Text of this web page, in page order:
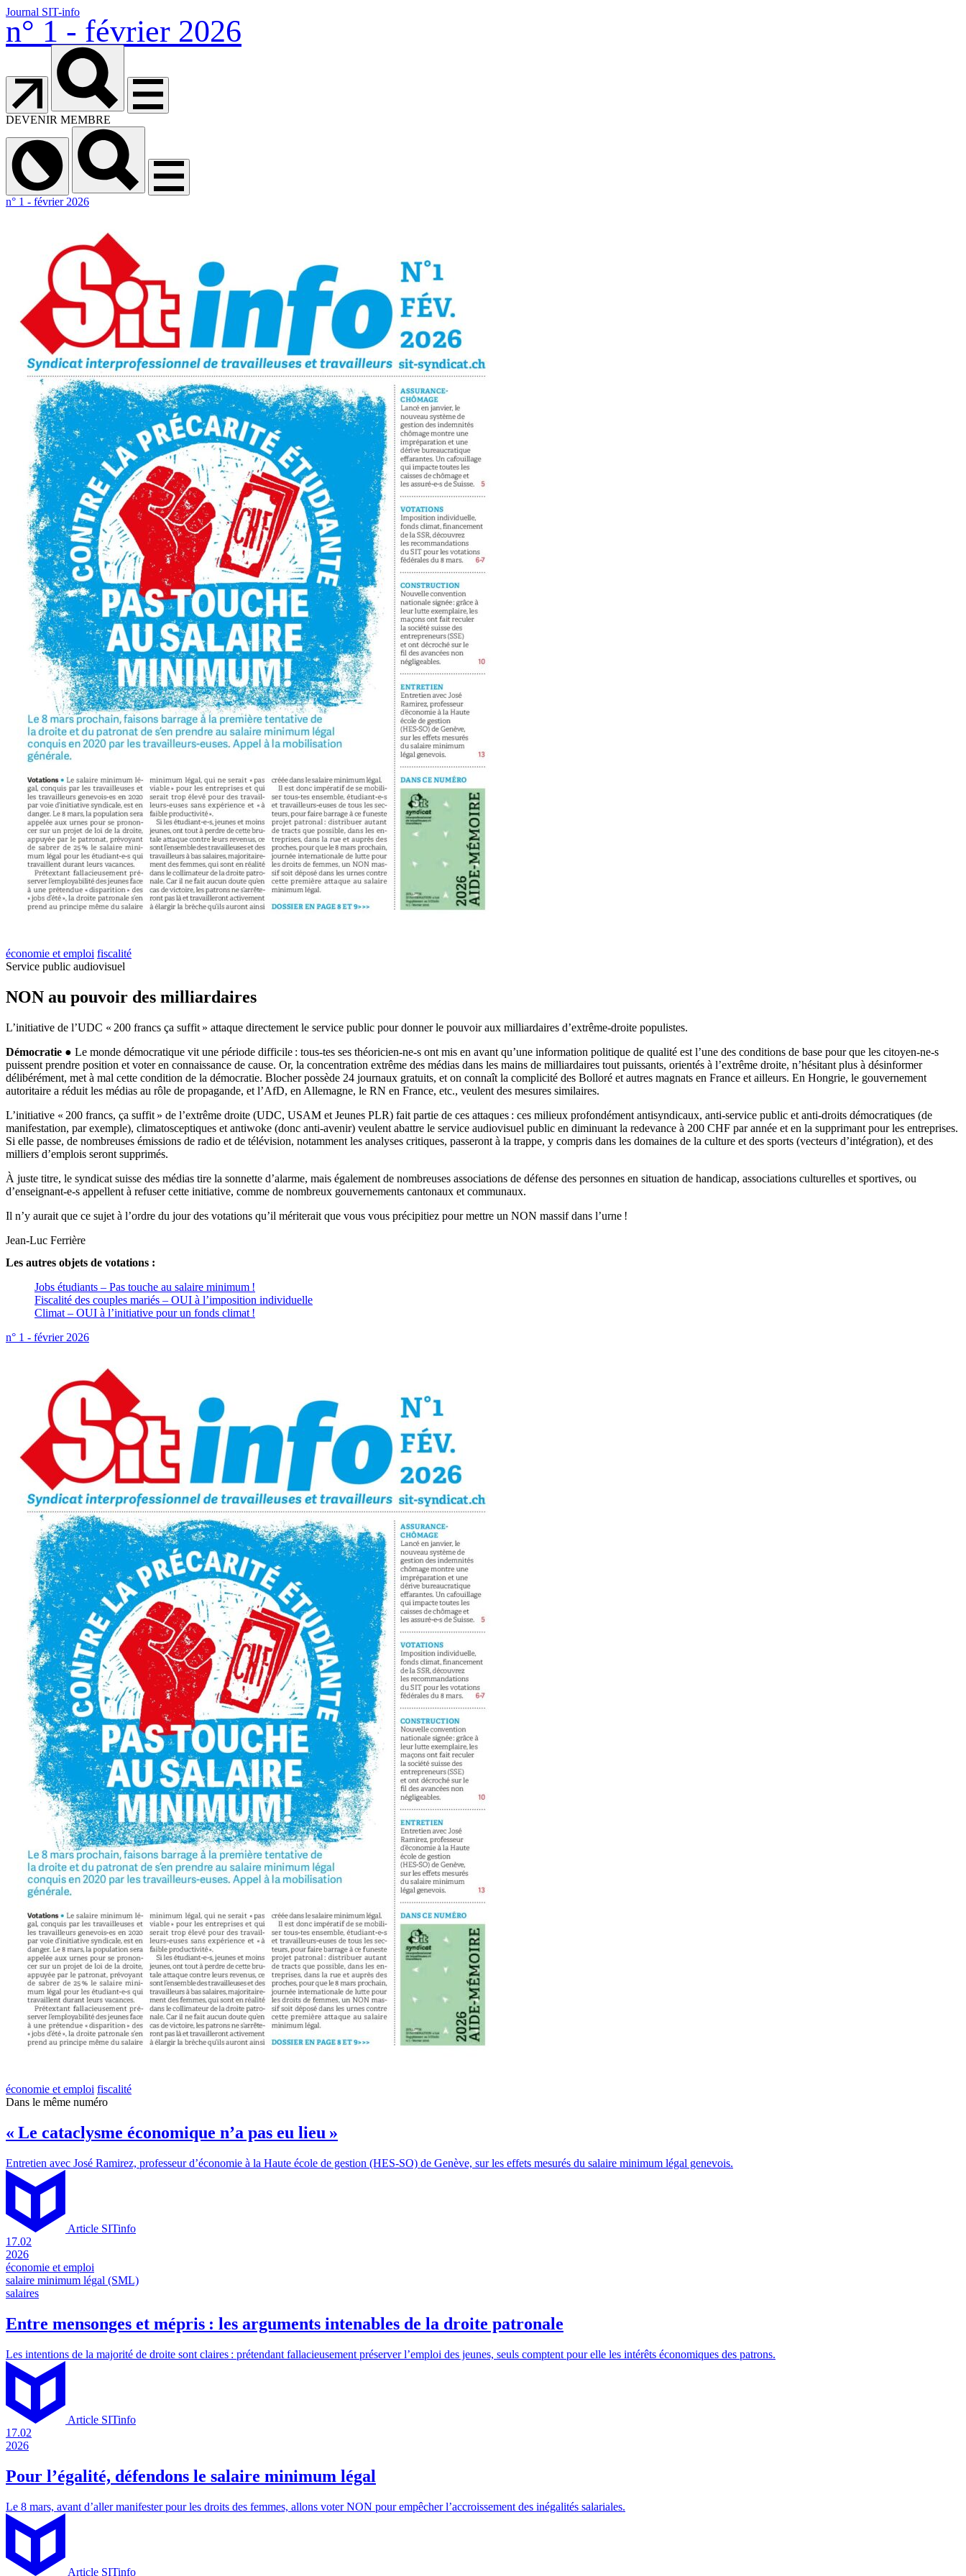
Journal SIT-info
n° 1 - février 2026
DEVENIR MEMBRE
n° 1 - février 2026
économie et emploi fiscalité
Service public audiovisuel
NON au pouvoir des milliardaires
L’initiative de l’UDC « 200 francs ça suffit » attaque directement le service public pour donner le pouvoir aux milliardaires d’extrême-droite populistes.
Démocratie ● Le monde démocratique vit une période difficile : tous-tes ses théoricien-ne-s ont mis en avant qu’une information politique de qualité est l’une des conditions de base pour que les citoyen-ne-s
puissent prendre position et voter en connaissance de cause. Or, la concentration extrême des médias dans les mains de milliardaires tout puissants, orientés à l’extrême droite, n’hésitant plus à désinformer
délibérément, met à mal cette condition de la démocratie. Blocher possède 24 journaux gratuits, et on connaît la complicité des Bolloré et autres magnats en France et ailleurs. En Hongrie, le gouvernement
autoritaire a réduit les médias au rôle de propagande, et l’AfD, en Allemagne, le RN en France, etc., veulent des mesures similaires.
L’initiative « 200 francs, ça suffit » de l’extrême droite (UDC, USAM et Jeunes PLR) fait partie de ces attaques : ces milieux profondément antisyndicaux, anti-service public et anti-droits démocratiques (de
manifestation, par exemple), climatosceptiques et antiwoke (donc anti-avenir) veulent abattre le service audiovisuel public en diminuant la redevance à 200 CHF par année et en la supprimant pour les entreprises.
Si elle passe, de nombreuses émissions de radio et de télévision, notamment les analyses critiques, passeront à la trappe, y compris dans les domaines de la culture et des sports (vecteurs d’intégration), et des
milliers d’emplois seront supprimés.
À juste titre, le syndicat suisse des médias tire la sonnette d’alarme, mais également de nombreuses associations de défense des personnes en situation de handicap, associations culturelles et sportives, ou
d’enseignant-e-s appellent à refuser cette initiative, comme de nombreux gouvernements cantonaux et communaux.
Il n’y aurait que ce sujet à l’ordre du jour des votations qu’il mériterait que vous vous précipitiez pour mettre un NON massif dans l’urne !
Jean-Luc Ferrière
Les autres objets de votations :
Jobs étudiants – Pas touche au salaire minimum !
Fiscalité des couples mariés – OUI à l’imposition individuelle
Climat – OUI à l’initiative pour un fonds climat !
n° 1 - février 2026
économie et emploi fiscalité
Dans le même numéro
« Le cataclysme économique n’a pas eu lieu »
Entretien avec José Ramirez, professeur d’économie à la Haute école de gestion (HES-SO) de Genève, sur les effets mesurés du salaire minimum légal genevois.
Article SITinfo
17.02
2026
économie et emploi
salaire minimum légal (SML)
salaires
Entre mensonges et mépris : les arguments intenables de la droite patronale
Les intentions de la majorité de droite sont claires : prétendant fallacieusement préserver l’emploi des jeunes, seuls comptent pour elle les intérêts économiques des patrons.
Article SITinfo
17.02
2026
Pour l’égalité, défendons le salaire minimum légal
Le 8 mars, avant d’aller manifester pour les droits des femmes, allons voter NON pour empêcher l’accroissement des inégalités salariales.
Article SITinfo